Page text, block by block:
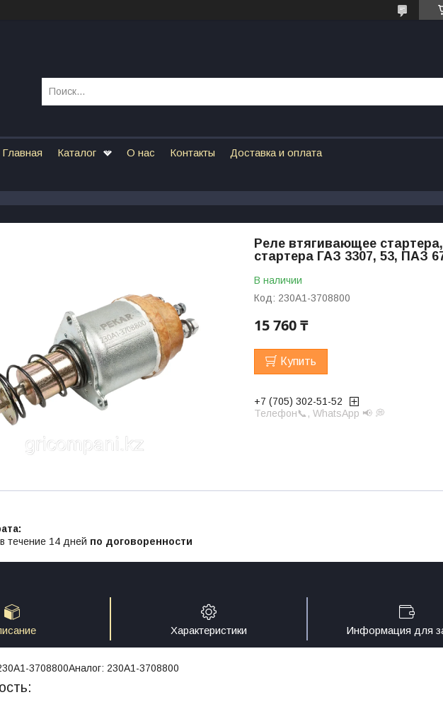
Главная Каталог О нас Контакты Доставка и оплата
Реле втягивающее
стартера ГАЗ 3307, 53, ПАЗ
В наличии
Код: 230А1-3708800
15 760 ₸
Купить
+7 (705) 302-51-52
Телефон📞, WhatsApp 📢 💭
течение 14 дней по договоренности
Характеристики Информация для
3708800Аналог: 230А1-3708800